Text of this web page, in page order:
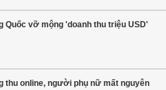
Quốc vỡ mộng 'doanh thu triệu USD'
thu online, người phụ nữ mất nguyên